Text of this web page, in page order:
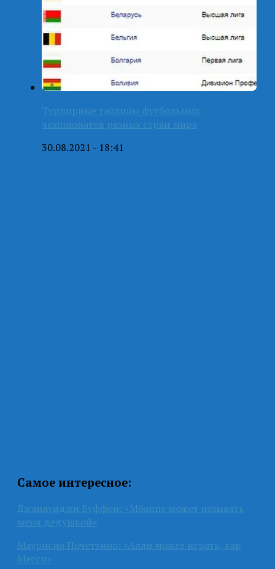
Турнирные таблицы футбольных
чемпионатов разных стран мира
30.08.2021 - 18:41
Самое интересное:
Джанлуиджи Буффон: «Мбаппе может называть
меня дедушкой»
Маурисио Почеттино: «Алли может играть, как
Месси»